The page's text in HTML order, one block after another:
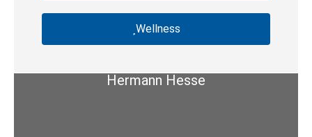
Wellness
Hermann Hesse